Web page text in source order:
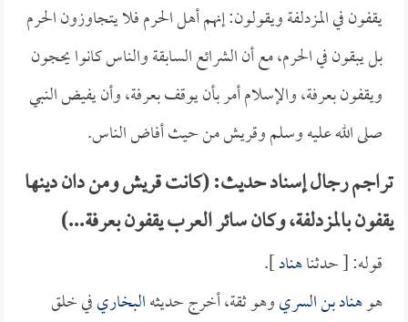
يقفون في المزدلفة ويقولون: إنهم أهل الحرم فلا يتجاوزون الحرم
بل يبقون في الحرم، مع أن الشرائع السابقة والناس كانوا يحجون
ويقفون بعرفة، والإسلام أمر بأن يوقف بعرفة، وأن يفيض النبي
صلى الله عليه وسلم وقريش من حيث أفاض الناس.
تراجم رجال إسناد حديث: (كانت قريش ومن دان دينها
يقفون بالمزدلفة، وكان سائر العرب يقفون بعرفة...)
قوله: [ حدثناهناد].
هوهناد بن السريوهو ثقة، أخرج حديثهالبخاريفي خلق